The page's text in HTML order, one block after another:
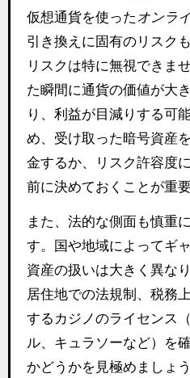
仮想通貨を使ったオンラ
引き換えに固有のリスク
リスクは特に無視できま
た瞬間に通貨の価値が大
り、利益が目減りする可
め、受け取った暗号資産
金するか、リスク許容度
前に決めておくことが重要
また、法的な側面も慎重
す。国や地域によってギ
資産の扱いは大きく異な
居住地での法規制、税務
するカジノのライセンス
ル、キュラソーなど）を
かどうかを見極めましょ